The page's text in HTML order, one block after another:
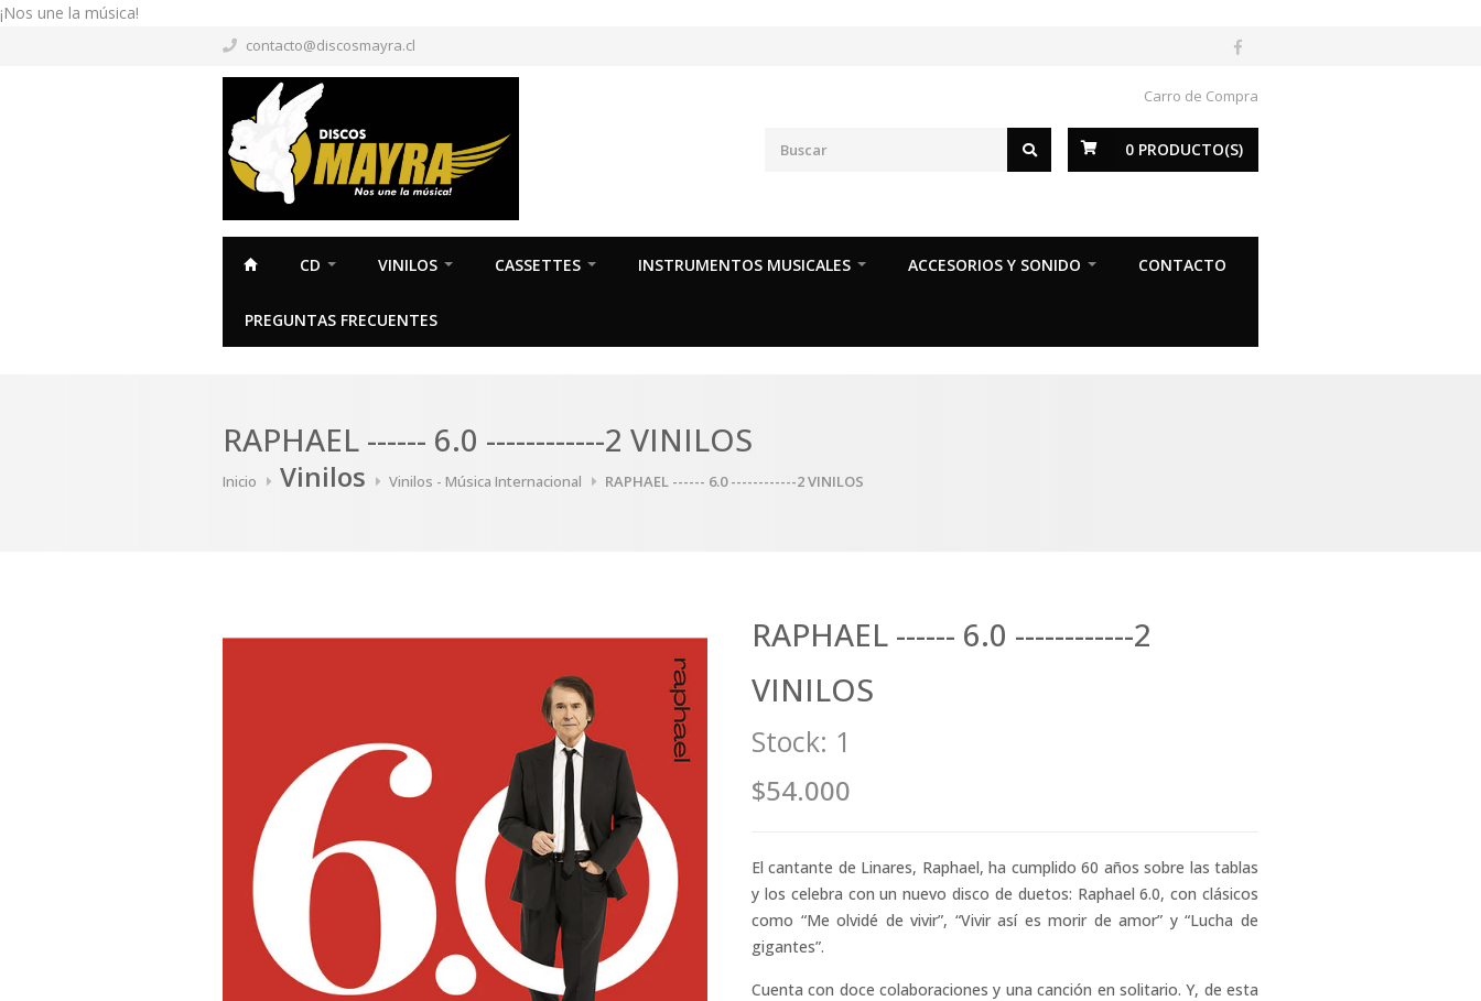
¡Nos une la música!
contacto@discosmayra.cl
Carro de Compra
0 PRODUCTO(S)
CD VINILOS CASSETTES INSTRUMENTOS MUSICALES ACCESORIOS Y SONIDO CONTACTO
PREGUNTAS FRECUENTES
RAPHAEL ------ 6.0 ------------2 VINILOS
Inicio Vinilos Vinilos - Música Internacional RAPHAEL ------ 6.0 ------------2 VINILOS
RAPHAEL ------ 6.0 ------------2
VINILOS
Stock: 1
$54.000
El cantante de Linares, Raphael, ha cumplido 60 años sobre las tablas
y los celebra con un nuevo disco de duetos: Raphael 6.0, con clásicos
como “Me olvidé de vivir”, “Vivir así es morir de amor” y “Lucha de
gigantes”.
Cuenta con doce colaboraciones y una canción en solitario. Y, de esta